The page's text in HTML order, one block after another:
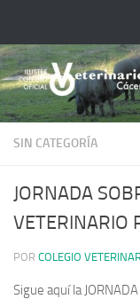
SIN CATEGORÍA
JORNADA
POR COLEGIO
Sigue aquí la